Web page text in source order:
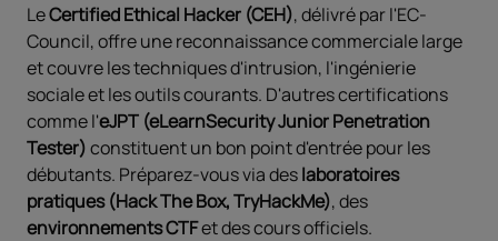
LeCertified Ethical Hacker (CEH), délivré par l'EC-
Council, offre une reconnaissance commerciale large
et couvre les techniques d'intrusion, l'ingénierie
sociale et les outils courants. D'autres certifications
comme l'eJPT (eLearnSecurity Junior Penetration
Tester)constituent un bon point d'entrée pour les
débutants. Préparez-vous via deslaboratoires
pratiques (Hack The Box, TryHackMe), des
environnements CTFet des cours officiels.